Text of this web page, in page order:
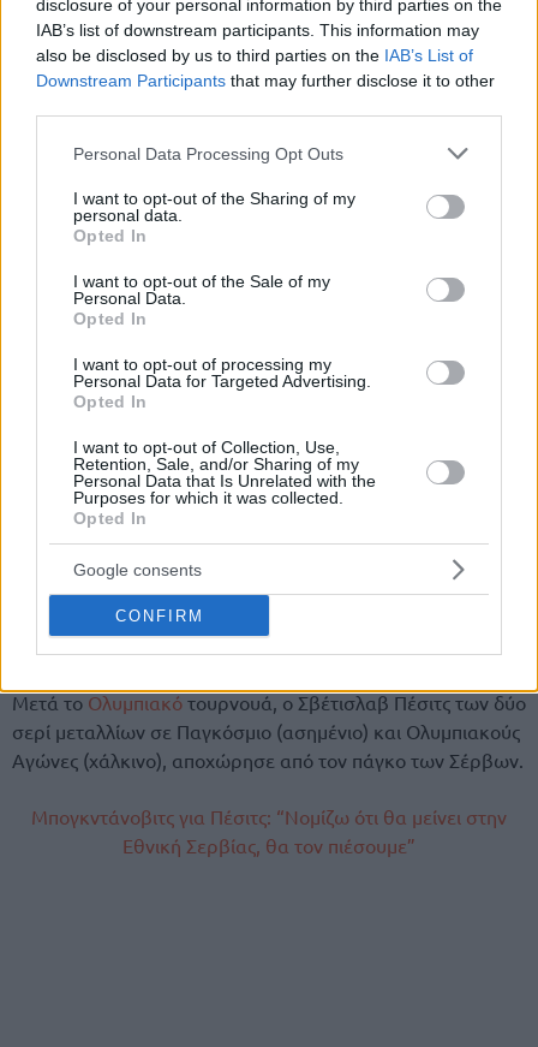
disclosure of your personal information by third parties on the
IAB’s list of downstream participants. This information may
also be disclosed by us to third parties on the IAB’s List of
Downstream Participants that may further disclose it to other
Please note that this website/app uses one or more Google
not limited to your visit or usage behaviour. You may click to
grant or deny consent to Google and its third-party tags to
use your data for below specified purposes in below Google
consent section.
Personal Data Processing Opt Outs
I want to opt-out of the Sharing of my
personal data.
Opted In
I want to opt-out of the Sale of my
Personal Data.
Opted In
I want to opt-out of processing my
Personal Data for Targeted Advertising.
Opted In
I want to opt-out of Collection, Use,
Retention, Sale, and/or Sharing of my
Personal Data that Is Unrelated with the
Purposes for which it was collected.
Opted In
Google consents
CONFIRM
Η Σερβία ανέκαμψε στο μικρό τελικό και νίκησε καθαρά
τη Γερμανία για το χάλκινο μετάλλιο, το δεύτερο
Μετά το Ολυμπιακό τουρνουά, ο Σβέτισλαβ Πέσιτς των δύο
σερί μεταλλίων σε Παγκόσμιο (ασημένιο) και Ολυμπιακούς
Αγώνες (χάλκινο), αποχώρησε από τον πάγκο των Σέρβων.
Μπογκντάνοβιτς για Πέσιτς: “Νομίζω ότι θα μείνει στην
Εθνική Σερβίας, θα τον πιέσουμε”